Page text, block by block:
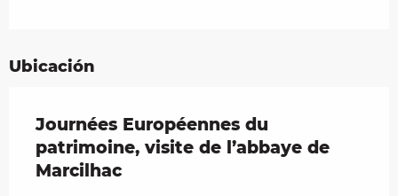
Ubicación
Journées Européennes du
patrimoine, visite de l’abbaye de
Marcilhac